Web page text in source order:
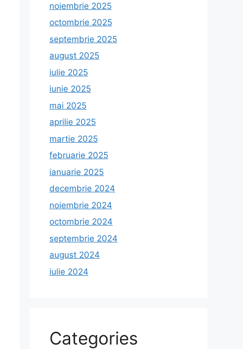
noiembrie 2025
octombrie 2025
septembrie 2025
august 2025
iulie 2025
iunie 2025
mai 2025
aprilie 2025
martie 2025
februarie 2025
ianuarie 2025
decembrie 2024
noiembrie 2024
octombrie 2024
septembrie 2024
august 2024
iulie 2024
Categories